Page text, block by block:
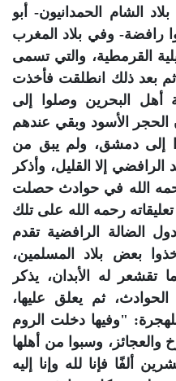
الشام الحمدانيون- أبو
رافضة- وفي بلاد المغرب
القرمطية، والتي تسمى
ثم بعد ذلك انطلقت فأخذت
أهل البحرين وصلوا إلى
الحجر الأسود وبقي عندهم
إلى دمشق، ولم يبق من
إلا القليل، وأذكر
رحمه الله في حوادث حصلت
رحمه الله على تلك
الضالة الرافضية تقدم
بعض بلاد المسلمين،
تقشعر له الأبدان، يذكر
ثم يعلق عليها،
في حوادث سنة 359 للهجرة: "وفيها دخلت الروم
والعجائز، وسبوا من أهلها
ألفًا فإنا لله وإنا إليه